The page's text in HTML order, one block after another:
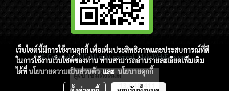
© Copyright 2015 All right reserved. MakeWebEasy.com
ผู้เข้าชมวันนี้ 5,618
เว็บไซต์นี้มีการใช้งานคุกกี้ เพื่อเพิ่มประสิทธิภาพและประสบการณ์ที่ดี
ในการใช้งานเว็บไซต์ของท่าน ท่านสามารถอ่านรายละเอียดเพิ่มเติม
ได้ที่นโยบายความเป็นส่วนตัวและนโยบายคุกกี้